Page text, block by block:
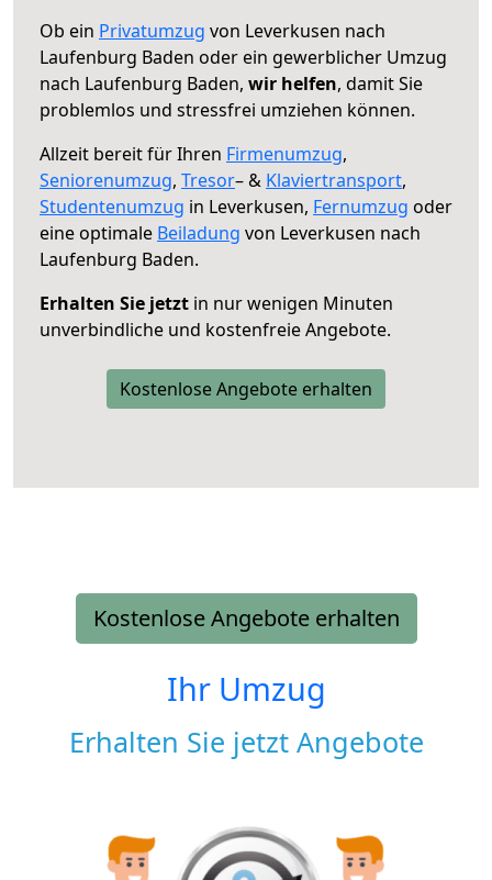
Ob ein Privatumzug von Leverkusen nach
Laufenburg Baden oder ein gewerblicher Umzug
nach Laufenburg Baden, wir helfen, damit Sie
problemlos und stressfrei umziehen können.
Allzeit bereit für Ihren Firmenumzug,
Seniorenumzug, Tresor– & Klaviertransport,
Studentenumzug in Leverkusen, Fernumzug oder
eine optimale Beiladung von Leverkusen nach
Laufenburg Baden.
Erhalten Sie jetzt in nur wenigen Minuten
unverbindliche und kostenfreie Angebote.
Kostenlose Angebote erhalten
Kostenlose Angebote erhalten
Ihr Umzug
Erhalten Sie jetzt Angebote